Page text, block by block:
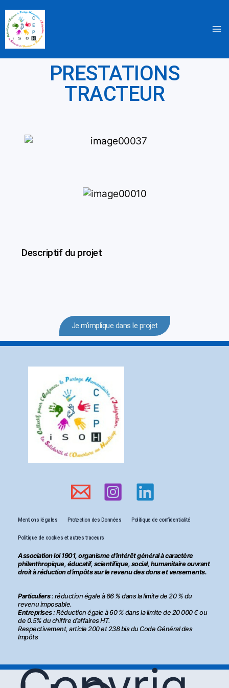
au
contenu
PRESTATIONS
TRACTEUR
Descriptif du projet
Je m'implique dans le projet
Mentions légales Protection des Données Politique de confidentialité
Politique de cookies et autres traceurs
Association loi 1901, organisme d'intérêt général à caractère
philanthropique, éducatif, scientifique, social, humanitaire ouvrant
droit à réduction d'impôts sur le revenu des dons et versements.
Particuliers: réduction égale à 66 % dans la limite de 20 % du
revenu imposable.
Entreprises :Réduction égale à 60 % dans la limite de 20 000 € ou
de 0.5% du chiffre d’affaires HT.
Respectivement, article 200 et 238 bis du Code Général des
Impôts